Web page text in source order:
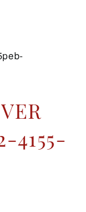
4155-